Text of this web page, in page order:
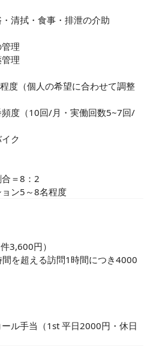
清拭・食事・排泄の介助
理
理
度（個人の希望に合わせて調整
度（10回/月・実働回数5~7回/
ク
＝8：2
ン5～8名程度
3,600円）
を超える訪問1時間につき4000
ル手当（1st 平日2000円・休日